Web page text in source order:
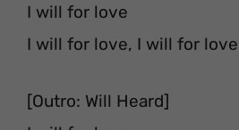
I will for love
I will for love, I will for love
[Outro: Will Heard]